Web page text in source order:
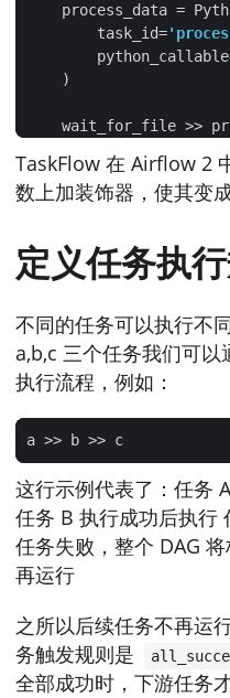
        task_id=
TaskFlow 在 Airflow 2
数上加装饰器，使其变
定义任务执
不同的任务可以执行不
a,b,c 三个任务我们可以
执行流程，例如：
这行示例代表了：任务
任务 B 执行成功后执行
任务失败，整个 DAG
再运行
之所以后续任务不再运
务触发规则是
全部成功时，下游任务